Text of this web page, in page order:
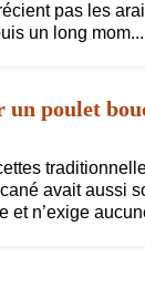
pas les
un long mom...
poulet
avait aussi
et n’exige